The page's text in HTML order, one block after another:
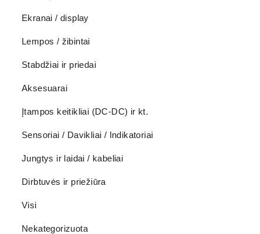
Ekranai / display
Lempos / žibintai
Stabdžiai ir priedai
Aksesuarai
Įtampos keitikliai (DC-DC) ir kt.
Sensoriai / Davikliai / Indikatoriai
Jungtys ir laidai / kabeliai
Dirbtuvės ir priežiūra
Visi
Nekategorizuota